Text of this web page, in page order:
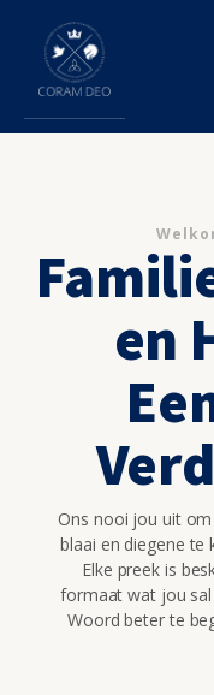
en
Ons nooi jou uit
blaai en diegene te
Elke preek is
formaat wat jou sal
Woord beter te